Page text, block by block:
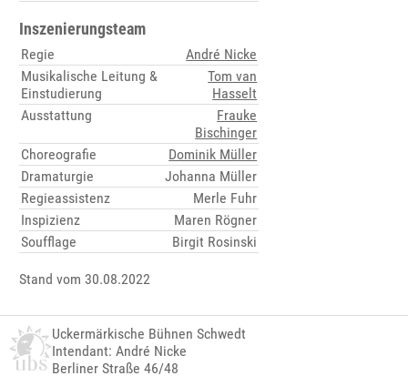
Inszenierungsteam
Regie
André Nicke
Musikalische Leitung &
Einstudierung
Tom van
Hasselt
Ausstattung
Frauke
Bischinger
Choreografie
Dominik Müller
Dramaturgie
Johanna Müller
Regieassistenz
Merle Fuhr
Inspizienz
Maren Rögner
Soufflage
Birgit Rosinski
Stand vom 30.08.2022
Uckermärkische Bühnen Schwedt
Intendant: André Nicke
Berliner Straße 46/48